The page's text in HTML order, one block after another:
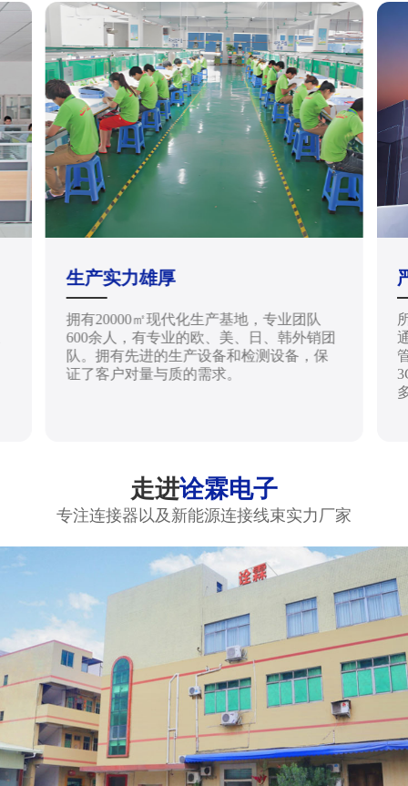
生产实力雄厚
拥有20000㎡现代化生产基地，专业团队
600余人，有专业的欧、美、日、韩外销团
队。拥有先进的生产设备和检测设备，保
证了客户对量与质的需求。
走进诠霖电子
专注连接器以及新能源连接线束实力厂家